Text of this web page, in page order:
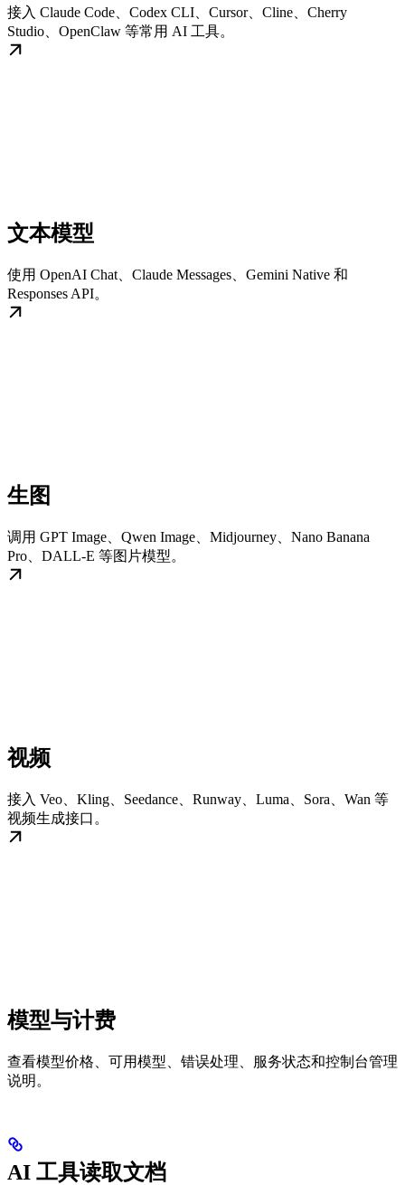
接入 Claude Code、Codex CLI、Cursor、Cline、Cherry
Studio、OpenClaw 等常用 AI 工具。
文本模型
使用 OpenAI Chat、Claude Messages、Gemini Native 和
Responses API。
生图
调用 GPT Image、Qwen Image、Midjourney、Nano Banana
Pro、DALL-E 等图片模型。
视频
接入 Veo、Kling、Seedance、Runway、Luma、Sora、Wan 等
视频生成接口。
模型与计费
查看模型价格、可用模型、错误处理、服务状态和控制台管理
说明。
AI 工具读取文档